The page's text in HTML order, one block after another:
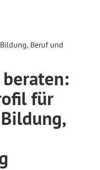
Beruf und
für